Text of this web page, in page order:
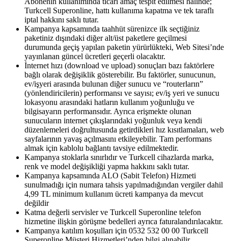
Turkcell Superonline, hattı kullanıma kapatma ve tek taraflı
iptal hakkını saklı tutar.​
Kampanya kapsamında taahhüt sürenizce ilk seçtiğiniz
paketiniz dışındaki diğer alt/üst paketlere geçilmesi
durumunda geçiş yapılan paketin yürürlükteki, Web Sitesi’nde
yayınlanan güncel ücretleri geçerli olacaktır.
İnternet hızı (download ve upload) sonuçları bazı faktörlere
bağlı olarak değişiklik gösterebilir. Bu faktörler, sunucunun,
ev/işyeri arasında bulunan diğer sunucu ve “routerların”
(yönlendiricilerin) performansı ve sayısı; ev/iş yeri ve sunucu
lokasyonu arasındaki hatların kullanım yoğunluğu ve
bilgisayarın performansıdır. Ayrıca erişmekte olunan
sunucuların internet çıkışlarındaki yoğunluk veya kendi
düzenlemeleri doğrultusunda getirdikleri hız kısıtlamaları, web
sayfalarının yavaş açılmasını etkileyebilir. Tam performans
almak için kablolu bağlantı tavsiye edilmektedir.​
Kampanya stoklarla sınırlıdır ve Turkcell cihazlarda marka,
renk ve model değişikliği yapma hakkını saklı tutar.
Kampanya kapsamında ALO (Sabit Telefon) Hizmeti
sunulmadığı için numara tahsis yapılmadığından vergiler dahil
4,99 TL minimum kullanım ücreti kampanya da mevcut
değildir
Katma değerli servisler ve Turkcell Superonline telefon
hizmetine ilişkin görüşme bedelleri ayrıca faturalandırılacaktır.
Kampanya katılım koşulları için 0532 532 00 00 Turkcell